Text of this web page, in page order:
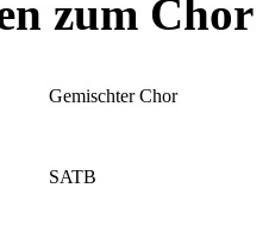
zum Chor
Gemischter Chor
SATB